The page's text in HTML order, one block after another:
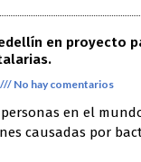
en proyecto
No hay comentarios
personas en el
causadas por